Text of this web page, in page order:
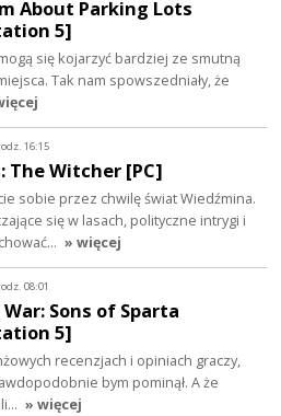
About Parking Lots
5]
się kojarzyć bardziej ze smutną
Tak nam spowszedniały, że
16:15
The Witcher [PC]
sobie przez chwilę świat Wiedźmina.
się w lasach, polityczne intrygi i
» więcej
08:01
Sons of Sparta
5]
recenzjach i opiniach graczy,
bym pominął. A że
» więcej